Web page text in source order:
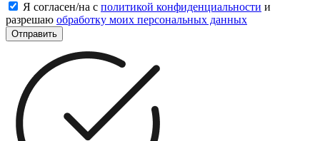
Я согласен/на с политикой конфиденциальности и
разрешаю обработку моих персональных данных
Отправить